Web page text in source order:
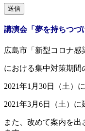
講演会「夢を持ちつづ
広島市「新型コロナ感
における集中対策期間
2021年1月30日（土）
2021年3月6日（土）に
また、改めて案内を